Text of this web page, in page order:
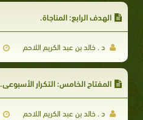
الهدف الرابع: المناجاة.
د . خالد بن عبد الكريم اللاحم
المفتاح الخامس: التكرار الأسبوعي.
د . خالد بن عبد الكريم اللاحم